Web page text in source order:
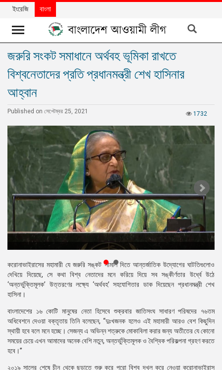
খবর
দলের
নিবন্ধ
বিশেষ
প্রতিবেদন
উন্নয়নের
বাংলাদেশ
নিউজলেটার
প্রেস
প্রকাশনা
গ্যালারি
জামায়াত
সহিংসতা
সংগঠন
ইংরেজি বাংলা
জরুরি সংকট সমাধানে অর্থবহ ভূমিকা রাখতে
বিশ্বনেতাদের প্রতি প্রধানমন্ত্রী শেখ হাসিনার
আহ্বান
1732
Published on সেপ্টেম্বর 25, 2021
করোনাভাইরাসের মহামারী যে জরুরি সঙ্কট সামাল দিতে আন্তর্জাতিক উদ্যোগের ঘাটতিগুলোও
দেখিয়ে দিয়েছে, সে কথা বিশ্ব নেতাদের মনে করিয়ে দিয়ে সব সঙ্কীর্ণতার উর্ধ্বে উঠে
‘অন্তর্ভুক্তিমূলক’ উত্তরণের লক্ষ্যে ‘অর্থবহ’ সহযোগিতার ডাক দিয়েছেন প্রধানমন্ত্রী শেখ
হাসিনা।
বাংলাদেশের ১৬ কোটি মানুষের নেতা হিসেবে শুক্রবার জাতিসংঘ সাধারণ পরিষদের ৭৬তম
অধিবেশনে দেওয়া বক্তৃতায় তিনি বলেছেন, “দুঃখজনক হলেও এই মহামারী আরও বেশ কিছুদিন
স্থায়ী হবে বলে মনে হচ্ছে। সেজন্য এ অভিন্ন শত্রুকে মোকাবিলা করার জন্য অতীতের যে কোনো
সময়ের চেয়ে এখন আমাদের অনেক বেশি নতুন, অন্তর্ভুক্তিমূলক ও বৈশ্বিক পরিকল্পনা গ্রহণ করতে
হবে।”
২০১৯ সালের শেষে চীন থেকে ছড়াতে শুরু করে পুরো বিশ্ব দখল করে নেওয়া করোনাভাইরাস